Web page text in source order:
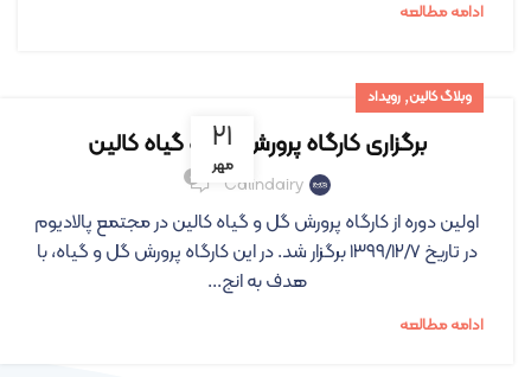
ادامه مطالعه
۲۱
مهر
وبلاگ کالین, رویداد
برگزاری کارگاه پرورش گل و گیاه کالین
Calindairy ۰
اولین دوره از کارگاه پرورش گل و گیاه کالین در مجتمع پالادیوم
در تاریخ ۱۳۹۹/۱۲/۷ برگزار شد. در این کارگاه پرورش گل و گیاه، با
هدف به انج...
ادامه مطالعه